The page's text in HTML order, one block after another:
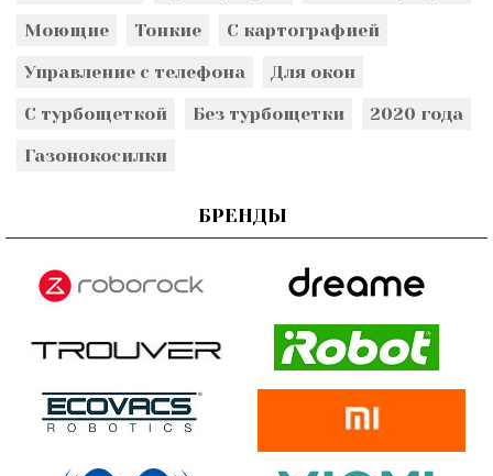
Моющие
Тонкие
С картографией
Управление с телефона
Для окон
С турбощеткой
Без турбощетки
2020 года
Газонокосилки
БРЕНДЫ